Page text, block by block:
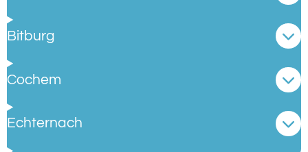
Bitburg
Cochem
Echternach